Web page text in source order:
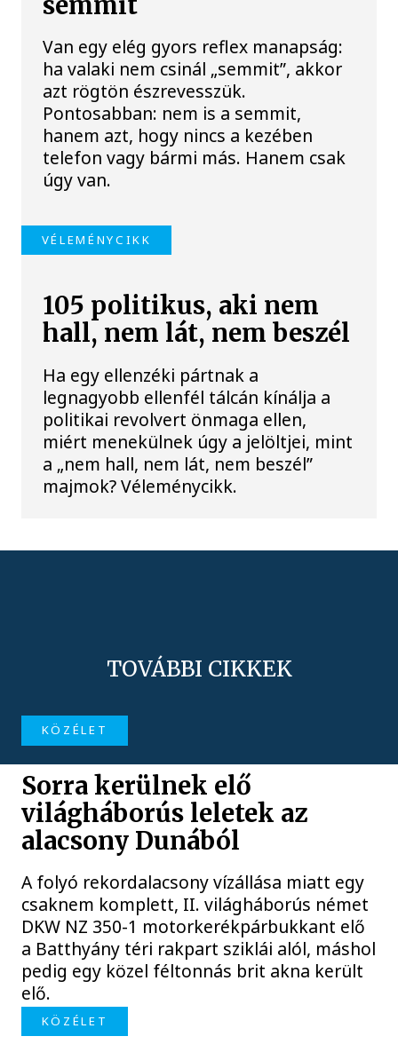
Van egy elég gyors reflex manapság:
ha valaki nem csinál „semmit”, akkor
azt rögtön észrevesszük.
Pontosabban: nem is a semmit,
hanem azt, hogy nincs a kezében
telefon vagy bármi más. Hanem csak
úgy van.
VÉLEMÉNYCIKK
105 politikus, aki nem
hall, nem lát, nem beszél
Ha egy ellenzéki pártnak a
legnagyobb ellenfél tálcán kínálja a
politikai revolvert önmaga ellen,
miért menekülnek úgy a jelöltjei, mint
a „nem hall, nem lát, nem beszél”
majmok? Véleménycikk.
TOVÁBBI CIKKEK
KÖZÉLET
Sorra kerülnek elő
világháborús leletek az
alacsony Dunából
A folyó rekordalacsony vízállása miatt egy
csaknem komplett, II. világháborús német
DKW NZ 350-1 motorkerékpárbukkant elő
a Batthyány téri rakpart sziklái alól, máshol
pedig egy közel féltonnás brit akna került
elő.
KÖZÉLET